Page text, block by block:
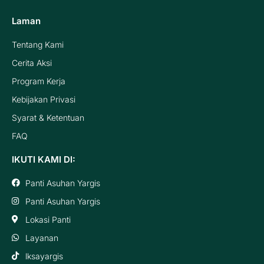
Laman
Tentang Kami
Cerita Aksi
Program Kerja
Kebijakan Privasi
Syarat & Ketentuan
FAQ
IKUTI KAMI DI:
Panti Asuhan Yargis
Panti Asuhan Yargis
Lokasi Panti
Layanan
lksayargis